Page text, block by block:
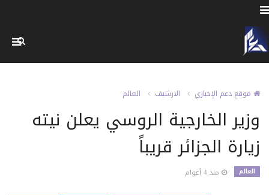
موقع دعم الإخباري الارشيف العالم
وزير الخارجية الروسي يعلن نيته
زيارة الجزائر قريباً
العالم منذ 4 أعوام